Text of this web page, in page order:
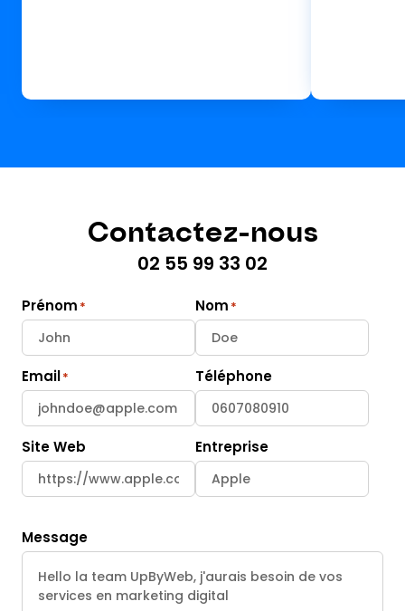
Contactez-nous
02 55 99 33 02
Prénom Nom
Email Téléphone
Site Web Entreprise
Message